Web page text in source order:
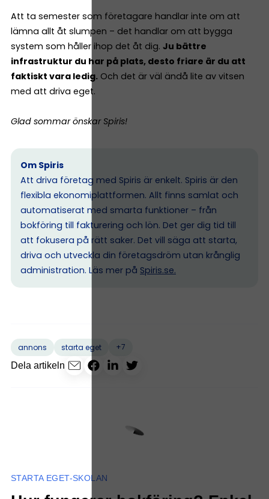
Att ta semester som företagare handlar inte om att
lämna allt åt slumpen – det handlar om att bygga
system som håller ihop det åt dig. Ju bättre
infrastruktur du har på plats, desto friare är du att
faktiskt vara ledig. Och det är väl ändå lite av vitsen
med att driva eget.
Glad sommar önskar Spiris!
Om Spiris
Att driva företag med Spiris är enkelt. Spiris är den
flexibla ekonomiplattformen. Allt finns samlat och
automatiserat med smarta funktioner – från
bokföring till fakturering och lön. Det ger dig tid till
att fokusera på rätt saker. Det vill säga att starta,
driva och utveckla din företagsdröm utan krånglig
administration. Läs mer på Spiris.se.
annons starta eget
+7
Dela artikeln
STARTA EGET-SKOLAN